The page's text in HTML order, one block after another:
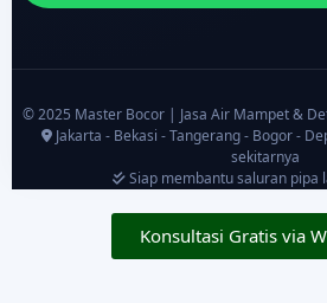
© 2025 Master Bocor | Jasa Air Mampet &
Jakarta - Bekasi - Tangerang - Bogor -
sekitarnya
Siap membantu saluran pipa
Konsultasi Gratis via